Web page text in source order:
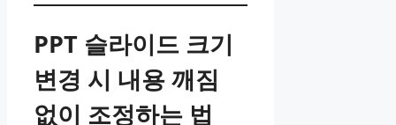
PPT 슬라이드 크기
변경 시 내용 깨짐
없이 조정하는 법